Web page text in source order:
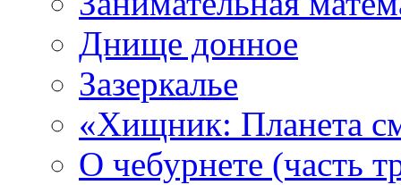
Днище донное
Зазеркалье
«Хищник: Планета
О чебурнете (часть